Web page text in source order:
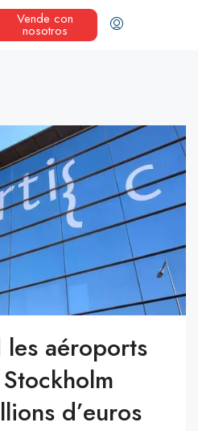
Vende con
nosotros
aéroports
d’euros